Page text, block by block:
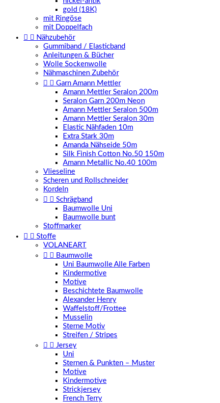
gold (18K)
mit Ringöse
mit Doppelfach
  Nähzubehör
Gummiband / Elasticband
Anleitungen & Bücher
Wolle Sockenwolle
Nähmaschinen Zubehör
  Garn Amann Mettler
Amann Mettler Seralon 200m
Seralon Garn 200m Neon
Amann Mettler Seralon 500m
Amann Mettler Seralon 30m
Elastic Nähfaden 10m
Extra Stark 30m
Amanda Nähseide 50m
Silk Finish Cotton No.50 150m
Amann Metallic No.40 100m
Vlieseline
Scheren und Rollschneider
Kordeln
  Schrägband
Baumwolle Uni
Baumwolle bunt
Stoffmarker
  Stoffe
VOLANEART
  Baumwolle
Uni Baumwolle Alle Farben
Kindermotive
Motive
Beschichtete Baumwolle
Alexander Henry
Waffelstoff/Frottee
Musselin
Sterne Motiv
Streifen / Stripes
  Jersey
Uni
Sternen & Punkten – Muster
Motive
Kindermotive
Strickjersey
French Terry